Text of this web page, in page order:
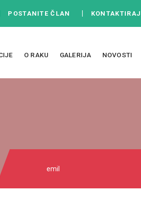
POSTANITE ČLAN
O RAKU GALERIJA NOVOSTI
emil